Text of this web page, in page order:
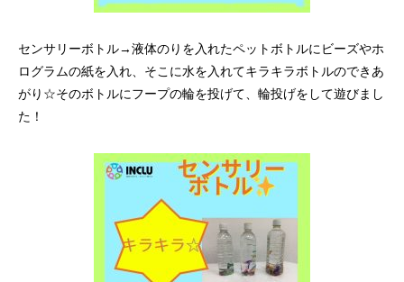
センサリーボトル→液体のりを入れたペットボトルにビーズやホ
ログラムの紙を入れ、そこに水を入れてキラキラボトルのできあ
がり☆そのボトルにフープの輪を投げて、輪投げをして遊びまし
た！